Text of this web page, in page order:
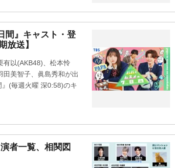
間』キャスト・登
放送】
有以(AKB48)、松本怜
美智子、眞島秀和が出
(毎週火曜 深0:58)のキ
者一覧、相関図